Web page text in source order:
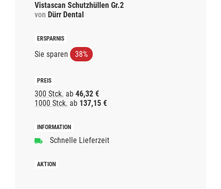
Vistascan Schutzhüllen Gr.2
von Dürr Dental
Sie sparen 38%
300 Stck. ab 46,32 €
1000 Stck. ab 137,15 €
Schnelle Lieferzeit